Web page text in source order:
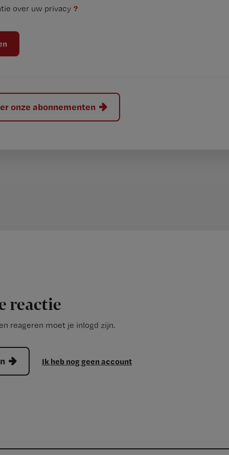
over uw privacy ?
onze abonnementen
reactie
reageren moet je inlogd zijn.
Ik heb nog geen account